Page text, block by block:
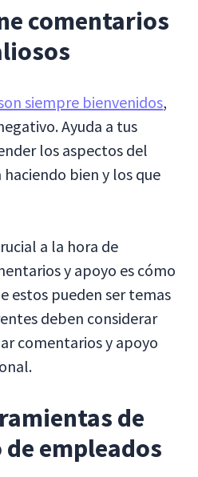
comentarios
siempre bienvenidos,
Ayuda a tus
los aspectos del
bien y los que
a la hora de
y apoyo es cómo
estos pueden ser temas
deben considerar
comentarios y apoyo
de
empleados